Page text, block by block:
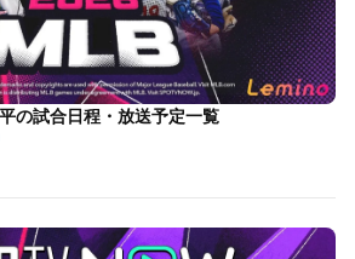
の試合日程・放送予定一覧